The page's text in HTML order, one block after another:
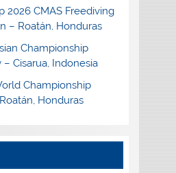
2026 CMAS Freediving
– Roatán, Honduras
Championship
Cisarua, Indonesia
Championship
Honduras